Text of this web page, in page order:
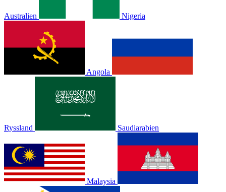
Australien Nigeria
Angola
Ryssland Saudiarabien
Malaysia